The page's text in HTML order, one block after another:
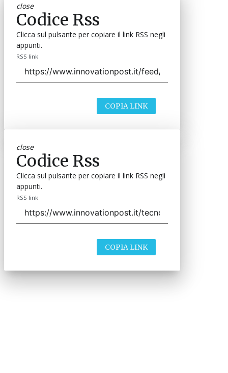
close
Codice Rss
Clicca sul pulsante per copiare il link RSS negli
appunti.
RSS link
COPIA LINK
close
Codice Rss
Clicca sul pulsante per copiare il link RSS negli
appunti.
RSS link
COPIA LINK